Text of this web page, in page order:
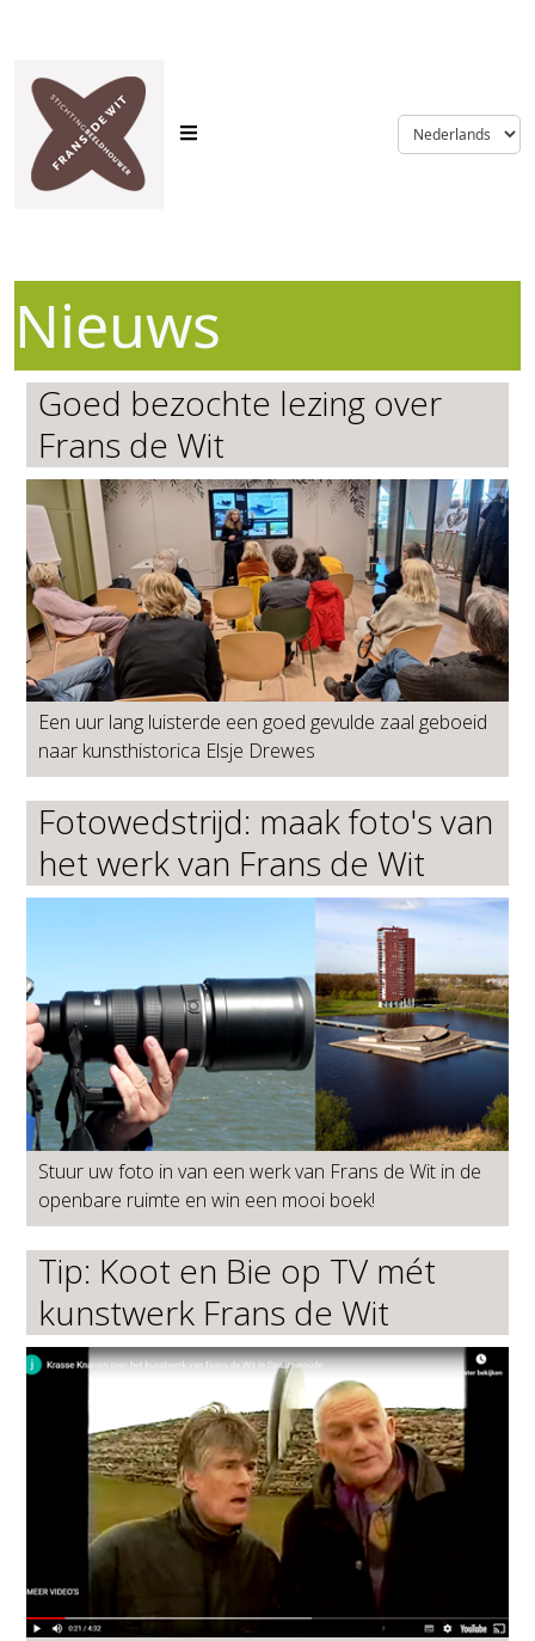
language
Nieuws
Goed bezochte lezing over
Frans de Wit
Een uur lang luisterde een goed gevulde zaal geboeid
naar kunsthistorica Elsje Drewes
Fotowedstrijd: maak foto's van
het werk van Frans de Wit
Stuur uw foto in van een werk van Frans de Wit in de
openbare ruimte en win een mooi boek!
Tip: Koot en Bie op TV mét
kunstwerk Frans de Wit